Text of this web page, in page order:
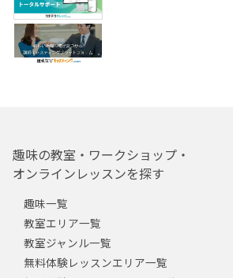
趣味の教室・ワークショップ・
オンラインレッスンを探す
趣味一覧
教室エリア一覧
教室ジャンル一覧
無料体験レッスンエリア一覧